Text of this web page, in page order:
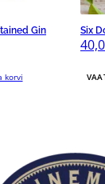
Gin
korvi
Six